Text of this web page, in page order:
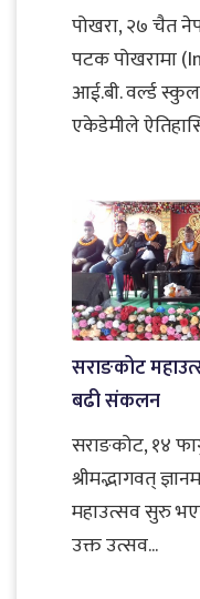
पोखरा, २७ चैत
पटक पोखरामा
आई.बी. वर्ल्ड
एकेडेमीले
सराङकोट
बढी संकलन
सराङकोट, १४
श्रीमद्भागवत्
महाउत्सव सुरु
उक्त उत्सव...